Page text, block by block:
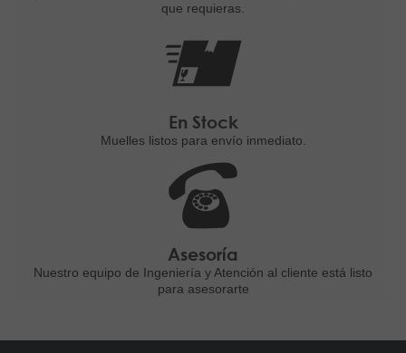
que requieras.
En Stock
Muelles listos para envío inmediato.
Asesoría
Nuestro equipo de Ingeniería y Atención al cliente está listo
para asesorarte